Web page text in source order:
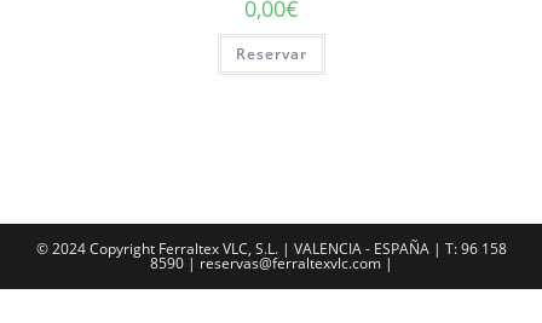
0,00€
Reservar
© 2024 Copyright Ferraltex VLC, S.L. | VALENCIA - ESPAÑA | T: 96 158
8590 | reservas@ferraltexvlc.com |